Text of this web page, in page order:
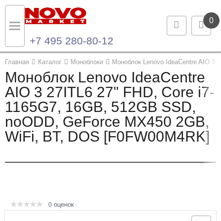
0
+7 495 280-80-12
Главная Каталог Моноблоки Моноблок Lenovo IdeaCentre AIO 3
Моноблок Lenovo IdeaCentre
AIO 3 27ITL6 27" FHD, Core i7-
1165G7, 16GB, 512GB SSD,
noODD, GeForce MX450 2GB,
WiFi, BT, DOS [F0FW00M4RK]
0 оценок
Назад
Каталог продукции
Ноутбуки и ультрабуки
Компьютеры
Назад
Контакты
Контактная информация